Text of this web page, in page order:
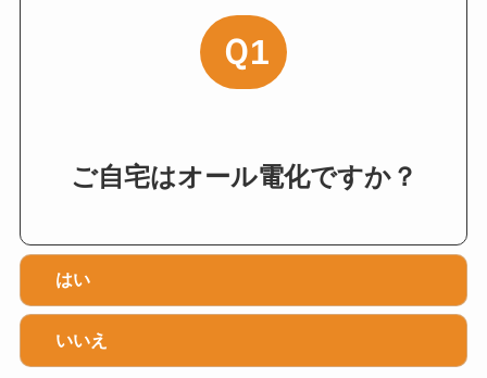
Ｑ1
ご自宅はオール電化ですか？
はい
いいえ